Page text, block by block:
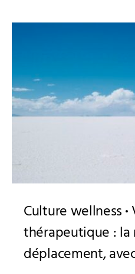
Culture wellness
thérapeutique :
déplacement,